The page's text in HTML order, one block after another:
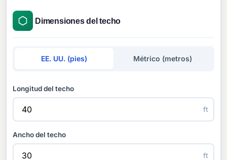
Dimensiones del techo
EE. UU. (pies) Métrico (metros)
Longitud del techo
ft
Ancho del techo
ft